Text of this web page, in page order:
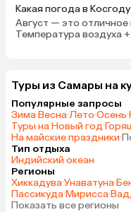
Какая погода в Косгоду
Август — это
Температура воздуха
Туры из Самары на
Популярные запросы
Зима·Весна·Лето·Осень·
Туры на Новый год·
На майские праздники·
Тип отдыха
Индийский океан
Регионы
Хиккадува·Унаватуна·
Пассикуда·Мирисса·
Показать все регионы